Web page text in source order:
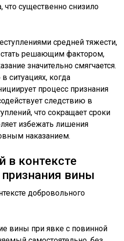
существенно снизило
средней тяжести,
решающим фактором,
значительно смягчается.
ситуациях, когда
процесс признания
следствию в
что сокращает сроки
избежать лишения
наказанием.
в контексте
вины
вины при явке с повинной